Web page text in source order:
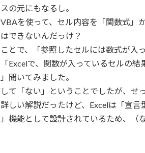
の元にもなるし。
を使って、セル内容を「関数式」
できないんだっけ？
とで、「参照したセルには数式が入
Excelで、関数が入っているセルの
聞いてみました。
て「ない」ということでしたが、せ
しい解説だったけど、Excelは「宣
」機能として設計されているため、